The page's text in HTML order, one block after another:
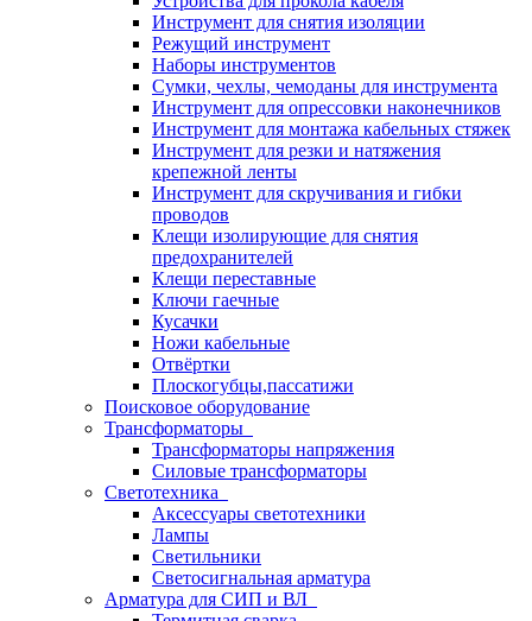
Инструмент для снятия изоляции
Режущий инструмент
Наборы инструментов
Сумки, чехлы, чемоданы для инструмента
Инструмент для опрессовки наконечников
Инструмент для монтажа кабельных стяжек
Инструмент для резки и натяжения
крепежной ленты
Инструмент для скручивания и гибки
проводов
Клещи изолирующие для снятия
предохранителей
Клещи переставные
Ключи гаечные
Кусачки
Ножи кабельные
Отвёртки
Плоскогубцы,пассатижи
Поисковое оборудование
Трансформаторы
Трансформаторы напряжения
Силовые трансформаторы
Светотехника
Аксессуары светотехники
Лампы
Светильники
Светосигнальная арматура
Арматура для СИП и ВЛ